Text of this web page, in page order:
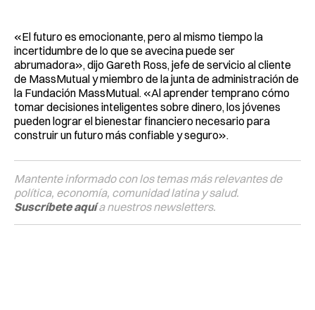
«El futuro es emocionante, pero al mismo tiempo la
incertidumbre de lo que se avecina puede ser
abrumadora», dijo Gareth Ross, jefe de servicio al cliente
de MassMutual y miembro de la junta de administración de
la Fundación MassMutual. «Al aprender temprano cómo
tomar decisiones inteligentes sobre dinero, los jóvenes
pueden lograr el bienestar financiero necesario para
construir un futuro más confiable y seguro».
Mantente informado con los temas más relevantes de
política, economía, comunidad latina y salud.
Suscríbete aquía nuestros newsletters.